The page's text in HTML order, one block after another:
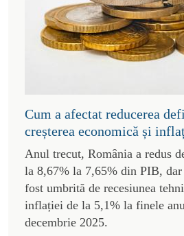
Cum a afectat reducerea
creșterea economică și
Anul trecut, România a redus
la 8,67% la 7,65% din PIB, dar
fost umbrită de recesiunea
inflației de la 5,1% la finele
decembrie 2025.